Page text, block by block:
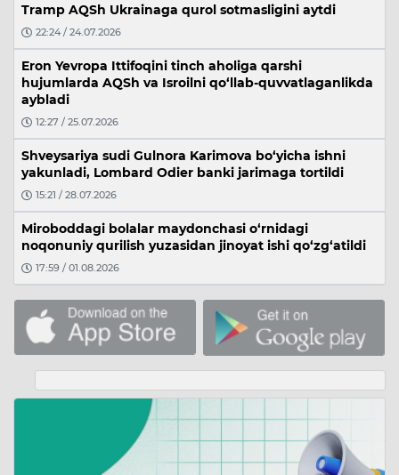
Tramp AQSh Ukrainaga qurol sotmasligini aytdi
22:24 / 24.07.2026
Eron Yevropa Ittifoqini tinch aholiga qarshi
hujumlarda AQSh va Isroilni qo‘llab-quvvatlaganlikda
aybladi
12:27 / 25.07.2026
Shveysariya sudi Gulnora Karimova bo‘yicha ishni
yakunladi, Lombard Odier banki jarimaga tortildi
15:21 / 28.07.2026
Miroboddagi bolalar maydonchasi o‘rnidagi
noqonuniy qurilish yuzasidan jinoyat ishi qo‘zg‘atildi
17:59 / 01.08.2026